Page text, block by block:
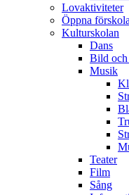
Lovaktiviteter
Öppna
Kulturskolan
Dans
Bild
Musik
Teater
Film
Sång